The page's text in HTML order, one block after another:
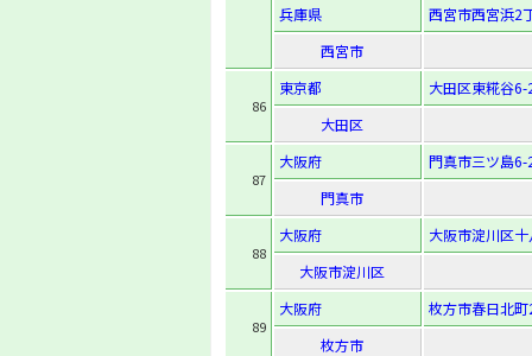
兵庫県
西宮市西宮浜2
西宮市
86
東京都
大田区東糀谷6-
大田区
87
大阪府
門真市三ツ島
門真市
88
大阪府
大阪市淀川区
大阪市淀川区
89
大阪府
枚方市春日北
枚方市